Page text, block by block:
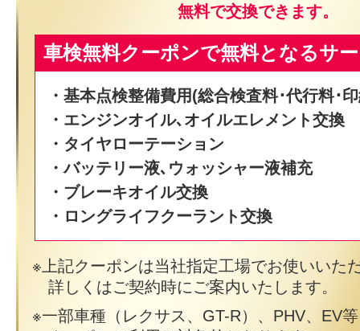
無料で交換できます。
車検無料クーポンで無料となるサ
・基本点検整備費用(総合検査料･代行料･
・エンジンオイル､オイルエレメント交換
・タイヤローテーション
・バッテリー液､ウォッシャー液補充
・ブレーキオイル交換
・ロングライフクーラント交換
上記クーポンは当社指定工場でお使いいた
詳しくはご契約時にご案内いたします。
一部車種（レクサス、GT-R）、PHV、EV